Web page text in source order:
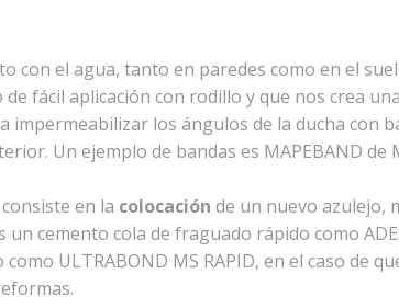
con el agua, tanto en paredes como en el
fácil aplicación con rodillo y que nos crea
impermeabilizar los ángulos de la ducha con
Un ejemplo de bandas es MAPEBAND de
en la colocación de un nuevo azulejo,
cemento cola de fraguado rápido como
ULTRABOND MS RAPID, en el caso de